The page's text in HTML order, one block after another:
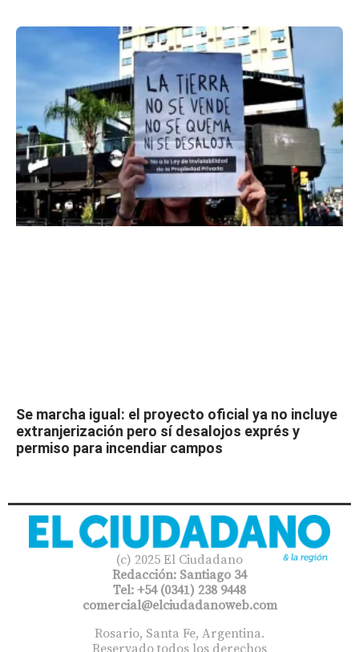
Se marcha igual: el proyecto oficial ya no incluye
extranjerización pero sí desalojos exprés y
permiso para incendiar campos
(c) 2025 El Ciudadano
Redacción: Santiago 34
Tel: +54 (0341) 238 9448
comercial@elciudadanoweb.com​
Rosario, Santa Fe, Argentina.
Reservado todos los derechos